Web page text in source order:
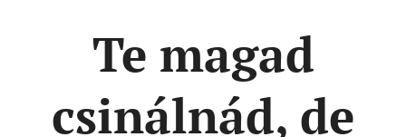
Te magad
csinálnád, de